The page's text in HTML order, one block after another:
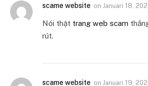
scame website on Januari 18,
Nói thật trang web scam
rút.
scame website on Januari 19,